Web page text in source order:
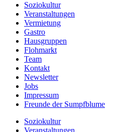
Soziokultur
Veranstaltungen
Vermietung
Gastro
Hausgruppen
Flohmarkt
Team
Kontakt
Newsletter
Jobs
Impressum
Freunde der Sumpfblume
Soziokultur